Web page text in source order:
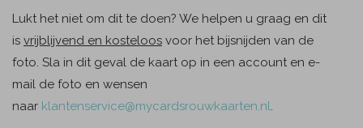
Lukt het niet om dit te doen? We helpen u graag en dit
is vrijblijvend en kosteloos voor het bijsnijden van de
foto. Sla in dit geval de kaart op in een account en e-
mail de foto en wensen
naar klantenservice@mycardsrouwkaarten.nl.